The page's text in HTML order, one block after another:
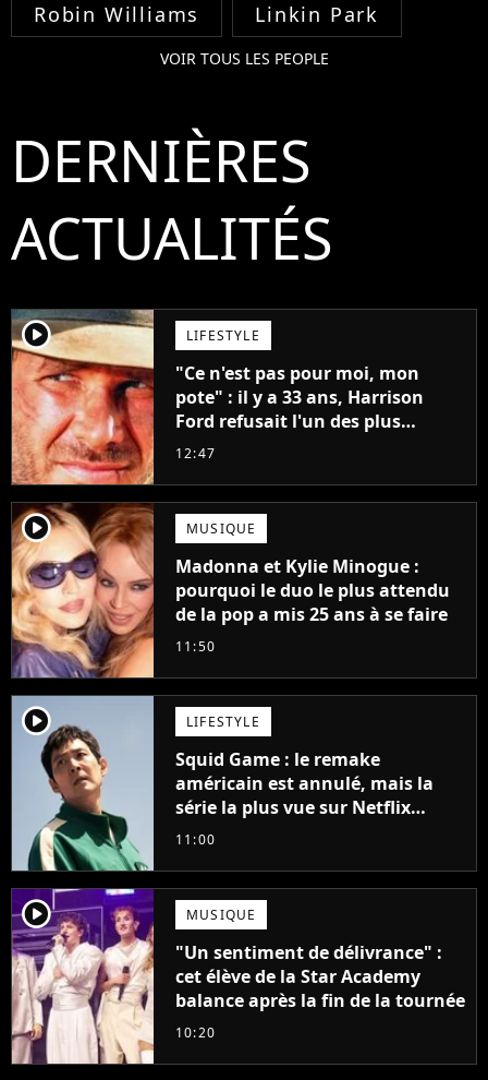
Robin Williams Linkin Park
VOIR TOUS LES PEOPLE
DERNIÈRES
ACTUALITÉS
player2 LIFESTYLE
"Ce n'est pas pour moi, mon
pote" : il y a 33 ans, Harrison
Ford refusait l'un des plus
grands succès de tous les temps
12:47
player2 MUSIQUE
Madonna et Kylie Minogue :
pourquoi le duo le plus attendu
de la pop a mis 25 ans à se faire
11:50
player2 LIFESTYLE
Squid Game : le remake
américain est annulé, mais la
série la plus vue sur Netflix
pourrait avoir une version
11:00
player2 MUSIQUE
"Un sentiment de délivrance" :
cet élève de la Star Academy
balance après la fin de la tournée
10:20